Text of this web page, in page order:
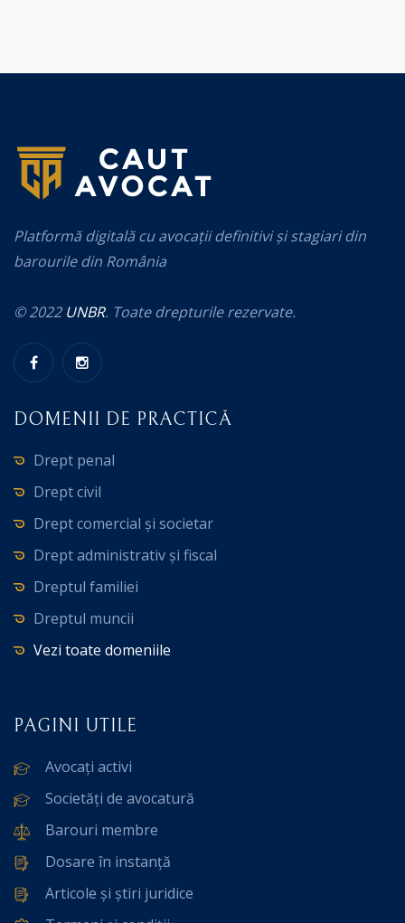
Platformă digitală cu avocații definitivi și stagiari din
barourile din România
© 2022 UNBR. Toate drepturile rezervate.
DOMENII DE PRACTICĂ
Drept penal
Drept civil
Drept comercial și societar
Drept administrativ și fiscal
Dreptul familiei
Dreptul muncii
Vezi toate domeniile
PAGINI UTILE
Avocați activi
Societăți de avocatură
Barouri membre
Dosare în instanță
Articole și știri juridice